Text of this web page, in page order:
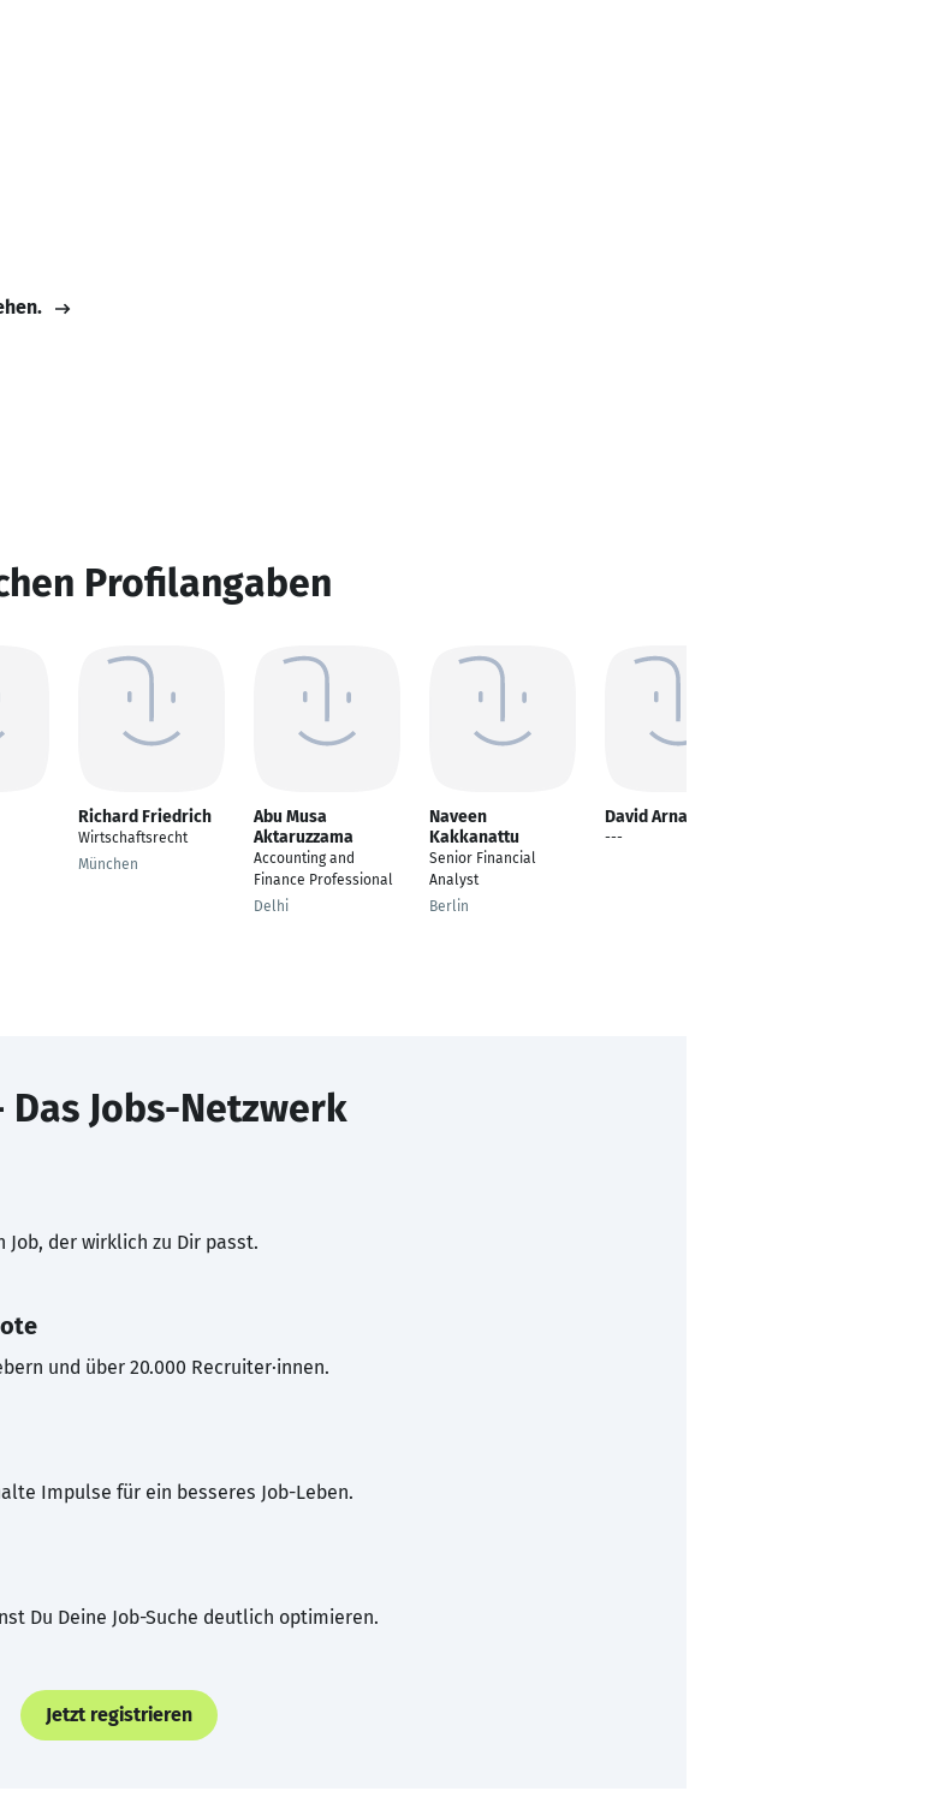
Profilangaben
Richard Friedrich
Wirtschaftsrecht
München
Abu Musa
Aktaruzzama
Accounting and
Finance Professional
Delhi
Naveen
Kakkanattu
Senior Financial
Analyst
Berlin
David Arnal
---
Das Jobs-Netzwerk
Job, der wirklich zu Dir passt.
und über 20.000 Recruiter·innen.
Impulse für ein besseres Job-Leben.
Du Deine Job-Suche deutlich optimieren.
Jetzt registrieren